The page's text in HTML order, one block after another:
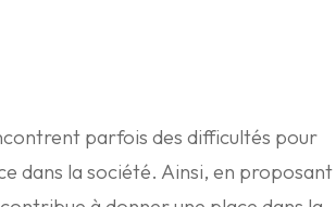
parfois des difficultés pour
dans la société. Ainsi, en proposant